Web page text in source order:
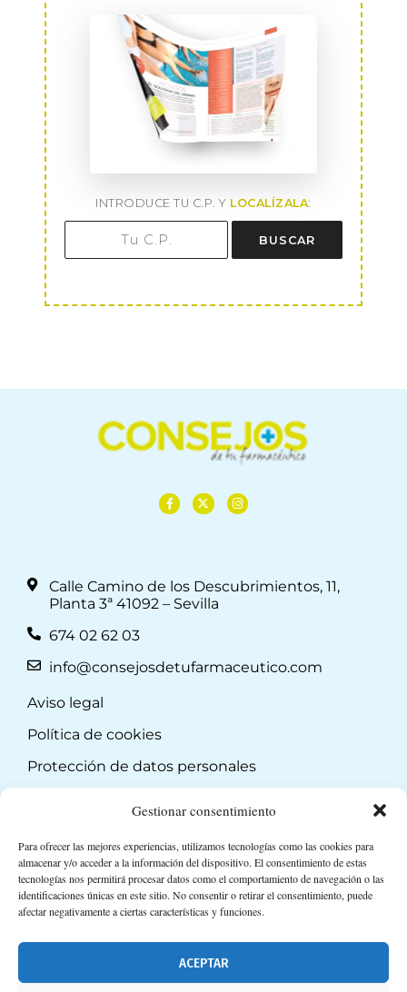
Gestionar consentimiento
Para ofrecer las mejores experiencias, utilizamos tecnologías como las cookies para
almacenar y/o acceder a la información del dispositivo. El consentimiento de estas
tecnologías nos permitirá procesar datos como el comportamiento de navegación o las
identificaciones únicas en este sitio. No consentir o retirar el consentimiento, puede
afectar negativamente a ciertas características y funciones.
ACEPTAR
INTRODUCE TU C.P. Y LOCALÍZALA:
BUSCAR
Calle Camino de los Descubrimientos, 11,
Planta 3ª 41092 – Sevilla
674 02 62 03
info@consejosdetufarmaceutico.com
Aviso legal
Política de cookies
Protección de datos personales